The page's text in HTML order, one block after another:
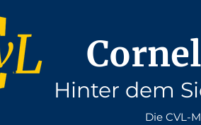
Hinter dem
Die CVL-